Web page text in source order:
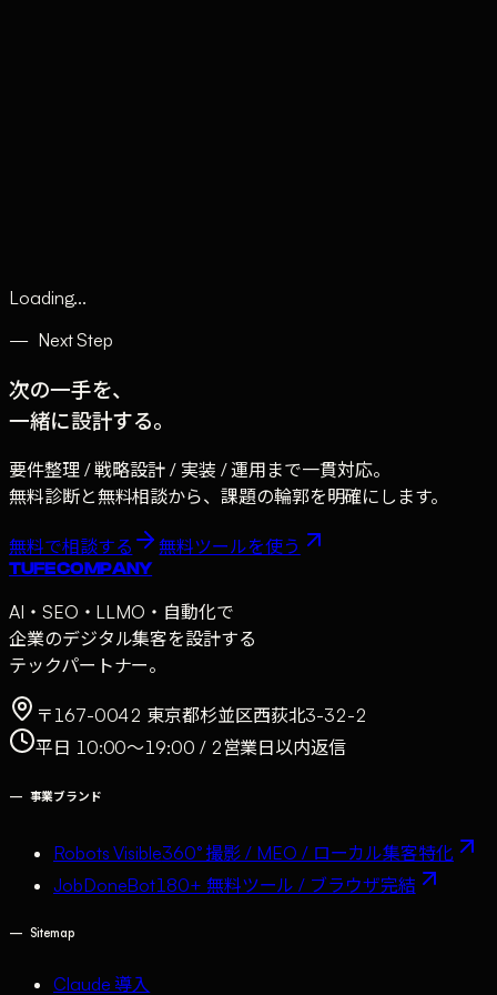
Loading...
—Next Step
次の一手を、
一緒に設計する。
要件整理 / 戦略設計 / 実装 / 運用まで一貫対応。
無料診断と無料相談から、課題の輪郭を明確にします。
無料で相談する 無料ツールを使う
TUFE COMPANY
AI・SEO・LLMO・自動化で
企業のデジタル集客を設計する
テックパートナー。
〒167-0042 東京都杉並区西荻北3-32-2
平日 10:00〜19:00 / 2営業日以内返信
— 事業ブランド
Robots Visible360° 撮影 / MEO / ローカル集客特化
JobDoneBot180+ 無料ツール / ブラウザ完結
— Sitemap
Claude 導入